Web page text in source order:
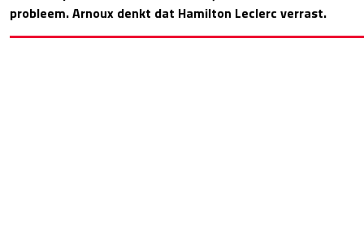
probleem. Arnoux denkt dat Hamilton Leclerc verrast.